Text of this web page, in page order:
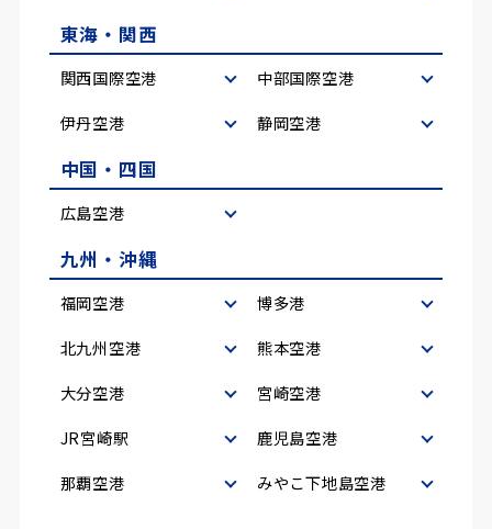
東海・関西
関西国際空港
中部国際空港
伊丹空港
静岡空港
中国・四国
広島空港
九州・沖縄
福岡空港
博多港
北九州空港
熊本空港
大分空港
宮崎空港
JR宮崎駅
鹿児島空港
那覇空港
みやこ下地島空港